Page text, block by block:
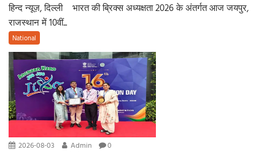
हिन्द न्यूज़, दिल्ली भारत की ब्रिक्स अध्यक्षता 2026 के अंतर्गत आज जयपुर,
राजस्थान में 10वीं...
National
2026-08-03 Admin 0